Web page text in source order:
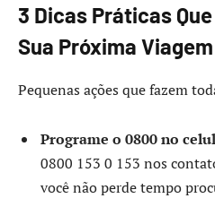
3 Dicas Práticas
Sua Próxima Viagem
Pequenas ações que fazem
Programe o 0800 no
0800 153 0 153 nos
você não perde tempo